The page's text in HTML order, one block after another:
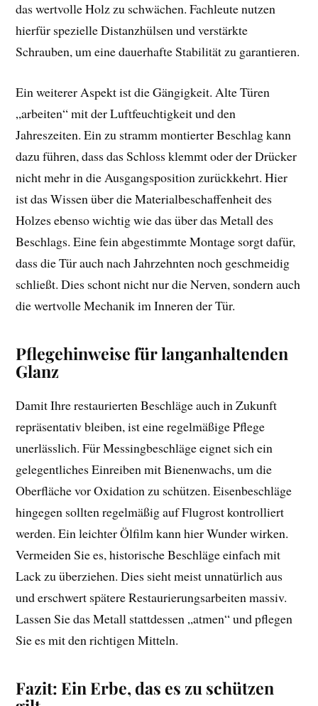
das wertvolle Holz zu schwächen. Fachleute nutzen
hierfür spezielle Distanzhülsen und verstärkte
Schrauben, um eine dauerhafte Stabilität zu garantieren.
Ein weiterer Aspekt ist die Gängigkeit. Alte Türen
„arbeiten“ mit der Luftfeuchtigkeit und den
Jahreszeiten. Ein zu stramm montierter Beschlag kann
dazu führen, dass das Schloss klemmt oder der Drücker
nicht mehr in die Ausgangsposition zurückkehrt. Hier
ist das Wissen über die Materialbeschaffenheit des
Holzes ebenso wichtig wie das über das Metall des
Beschlags. Eine fein abgestimmte Montage sorgt dafür,
dass die Tür auch nach Jahrzehnten noch geschmeidig
schließt. Dies schont nicht nur die Nerven, sondern auch
die wertvolle Mechanik im Inneren der Tür.
Pflegehinweise für langanhaltenden
Glanz
Damit Ihre restaurierten Beschläge auch in Zukunft
repräsentativ bleiben, ist eine regelmäßige Pflege
unerlässlich. Für Messingbeschläge eignet sich ein
gelegentliches Einreiben mit Bienenwachs, um die
Oberfläche vor Oxidation zu schützen. Eisenbeschläge
hingegen sollten regelmäßig auf Flugrost kontrolliert
werden. Ein leichter Ölfilm kann hier Wunder wirken.
Vermeiden Sie es, historische Beschläge einfach mit
Lack zu überziehen. Dies sieht meist unnatürlich aus
und erschwert spätere Restaurierungsarbeiten massiv.
Lassen Sie das Metall stattdessen „atmen“ und pflegen
Sie es mit den richtigen Mitteln.
Fazit: Ein Erbe, das es zu schützen